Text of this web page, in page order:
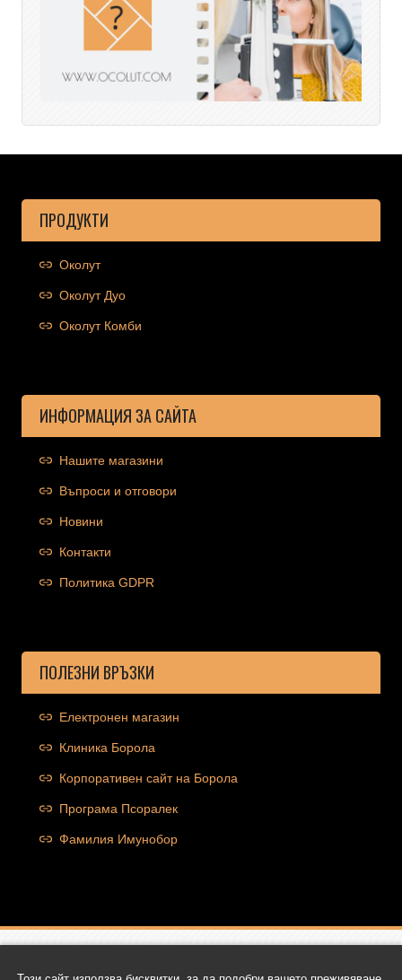
ПРОДУКТИ
Околут
Околут Дуо
Околут Комби
ИНФОРМАЦИЯ ЗА САЙТА
Нашите магазини
Въпроси и отговори
Новини
Контакти
Политика GDPR
ПОЛЕЗНИ ВРЪЗКИ
Електронен магазин
Клиника Борола
Корпоративен сайт на Борола
Програма Псоралек
Фамилия Имунобор
Copyright © 2026 Ocolut.com | Всички права запазени | Уеб